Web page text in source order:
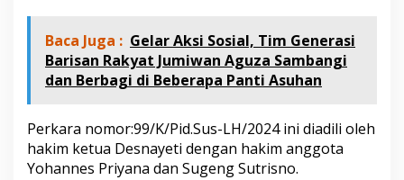
Baca Juga : Gelar Aksi Sosial, Tim Generasi
Barisan Rakyat Jumiwan Aguza Sambangi
dan Berbagi di Beberapa Panti Asuhan
Perkara nomor:99/K/Pid.Sus-LH/2024 ini diadili oleh
hakim ketua Desnayeti dengan hakim anggota
Yohannes Priyana dan Sugeng Sutrisno.